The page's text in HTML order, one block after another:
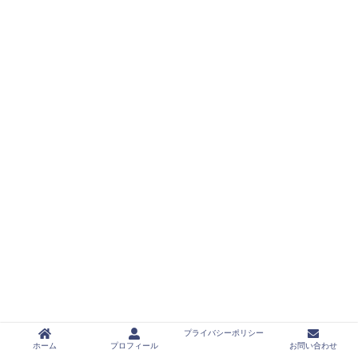
ホーム プロフィール
プライバシーポリシー
お問い合わせ